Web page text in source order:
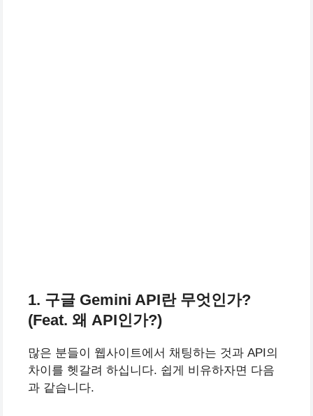
1. 구글 Gemini API란 무엇인가?
(Feat. 왜 API인가?)
많은 분들이 웹사이트에서 채팅하는 것과 API의
차이를 헷갈려 하십니다. 쉽게 비유하자면 다음
과 같습니다.